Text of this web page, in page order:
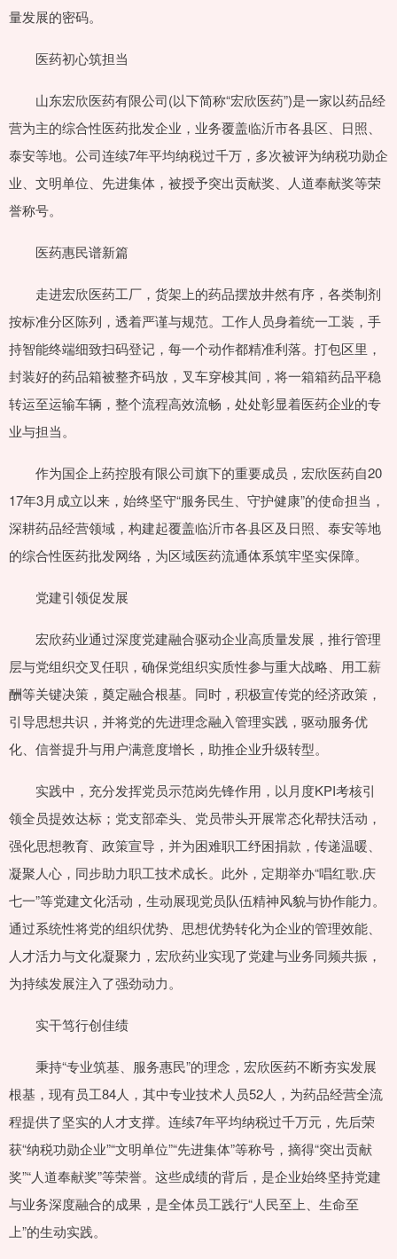
量发展的密码。
医药初心筑担当
山东宏欣医药有限公司(以下简称“宏欣医药”)是一家以药品经
营为主的综合性医药批发企业，业务覆盖临沂市各县区、日照、
泰安等地。公司连续7年平均纳税过千万，多次被评为纳税功勋企
业、文明单位、先进集体，被授予突出贡献奖、人道奉献奖等荣
誉称号。
医药惠民谱新篇
走进宏欣医药工厂，货架上的药品摆放井然有序，各类制剂
按标准分区陈列，透着严谨与规范。工作人员身着统一工装，手
持智能终端细致扫码登记，每一个动作都精准利落。打包区里，
封装好的药品箱被整齐码放，叉车穿梭其间，将一箱箱药品平稳
转运至运输车辆，整个流程高效流畅，处处彰显着医药企业的专
业与担当。
作为国企上药控股有限公司旗下的重要成员，宏欣医药自20
17年3月成立以来，始终坚守“服务民生、守护健康”的使命担当，
深耕药品经营领域，构建起覆盖临沂市各县区及日照、泰安等地
的综合性医药批发网络，为区域医药流通体系筑牢坚实保障。
党建引领促发展
宏欣药业通过深度党建融合驱动企业高质量发展，推行管理
层与党组织交叉任职，确保党组织实质性参与重大战略、用工薪
酬等关键决策，奠定融合根基。同时，积极宣传党的经济政策，
引导思想共识，并将党的先进理念融入管理实践，驱动服务优
化、信誉提升与用户满意度增长，助推企业升级转型。
实践中，充分发挥党员示范岗先锋作用，以月度KPI考核引
领全员提效达标；党支部牵头、党员带头开展常态化帮扶活动，
强化思想教育、政策宣导，并为困难职工纾困捐款，传递温暖、
凝聚人心，同步助力职工技术成长。此外，定期举办“唱红歌.庆
七一”等党建文化活动，生动展现党员队伍精神风貌与协作能力。
通过系统性将党的组织优势、思想优势转化为企业的管理效能、
人才活力与文化凝聚力，宏欣药业实现了党建与业务同频共振，
为持续发展注入了强劲动力。
实干笃行创佳绩
秉持“专业筑基、服务惠民”的理念，宏欣医药不断夯实发展
根基，现有员工84人，其中专业技术人员52人，为药品经营全流
程提供了坚实的人才支撑。连续7年平均纳税过千万元，先后荣
获“纳税功勋企业”“文明单位”“先进集体”等称号，摘得“突出贡献
奖”“人道奉献奖”等荣誉。这些成绩的背后，是企业始终坚持党建
与业务深度融合的成果，是全体员工践行“人民至上、生命至
上”的生动实践。